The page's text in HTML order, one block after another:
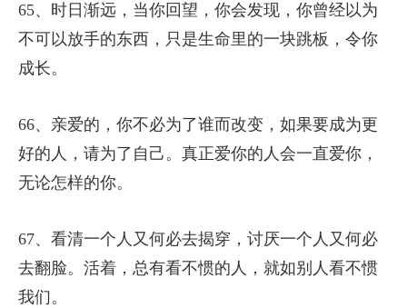
65、时日渐远，当你回望，你会发现，你曾经以为
不可以放手的东西，只是生命里的一块跳板，令你
成长。
66、亲爱的，你不必为了谁而改变，如果要成为更
好的人，请为了自己。真正爱你的人会一直爱你，
无论怎样的你。
67、看清一个人又何必去揭穿，讨厌一个人又何必
去翻脸。活着，总有看不惯的人，就如别人看不惯
我们。